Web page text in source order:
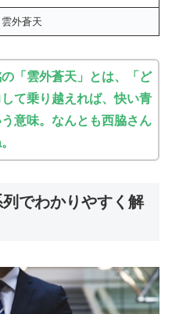
雲外蒼天
「雲外蒼天」とは、「ど
て乗り越えれば、快い青
意味。なんとも西脇さん
でわかりやすく解